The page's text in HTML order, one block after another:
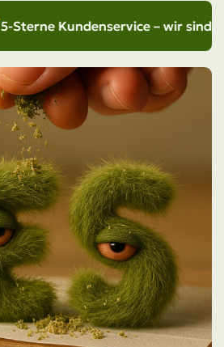
Kundenservice – wir sind für